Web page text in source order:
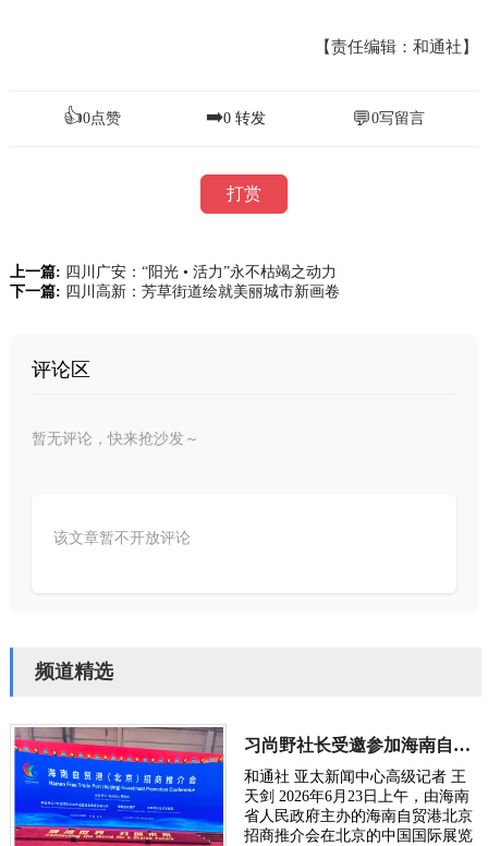
【责任编辑：和通社】
👍0点赞 ➡️0 转发 💬0写留言
打赏
上一篇: 四川广安：“阳光 • 活力”永不枯竭之动力
下一篇: 四川高新：芳草街道绘就美丽城市新画卷
评论区
暂无评论，快来抢沙发～
该文章暂不开放评论
频道精选
习尚野社长受邀参加海南自贸港北京招商推介会
和通社 亚太新闻中心高级记者 王
天剑 2026年6月23日上午，由海南
省人民政府主办的海南自贸港北京
招商推介会在北京的中国国际展览